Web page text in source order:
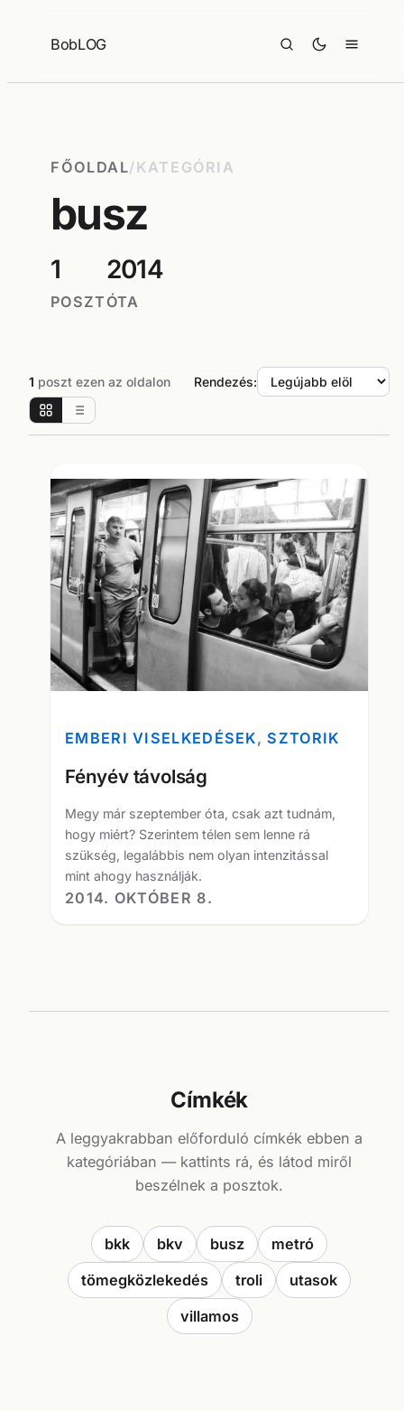
BobLOG
FŐOLDAL/KATEGÓRIA
busz
1
POSZT
2014
ÓTA
1 poszt ezen az oldalon Rendezés:
EMBERI VISELKEDÉSEK, SZTORIK
Fényév távolság
Megy már szeptember óta, csak azt tudnám,
hogy miért? Szerintem télen sem lenne rá
szükség, legalábbis nem olyan intenzitással
mint ahogy használják.
2014. OKTÓBER 8.
Címkék
A leggyakrabban előforduló címkék ebben a
kategóriában — kattints rá, és látod miről
beszélnek a posztok.
bkk bkv busz
metró
tömegközlekedés
troli
utasok
villamos